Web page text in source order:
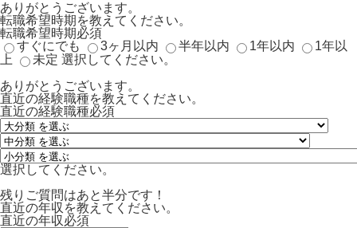
ありがとうございます。
転職希望時期を教えてください。
転職希望時期必須
すぐにでも
3ヶ月以内 半年以内 1年以内
1年以
上
未定 選択してください。
ありがとうございます。
直近の経験職種を教えてください。
直近の経験職種必須
選択してください。
残りご質問はあと半分です！
直近の年収を教えてください。
直近の年収必須